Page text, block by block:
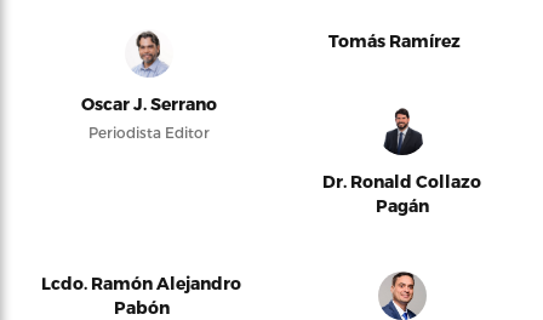
Oscar J. Serrano
Periodista Editor
Tomás Ramírez
Dr. Ronald Collazo
Pagán
Lcdo. Ramón Alejandro
Pabón